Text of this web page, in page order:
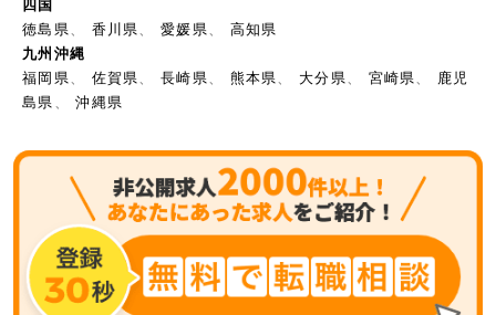
四国
徳島県
香川県 、愛媛県
高知県
九州沖縄
福岡県
佐賀県 、長崎県 熊本県 大分県 宮崎県
鹿児
島県
、沖縄県